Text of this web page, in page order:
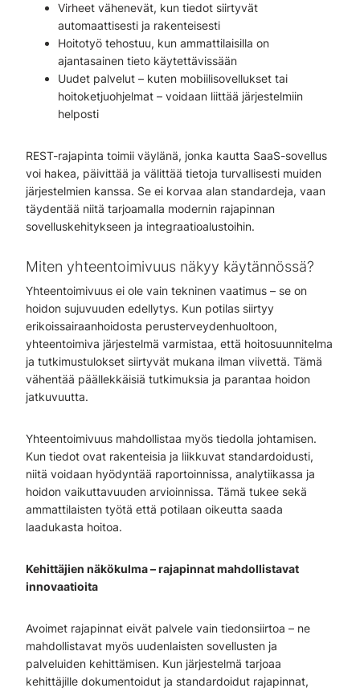
Virheet vähenevät, kun tiedot siirtyvät
automaattisesti ja rakenteisesti
Hoitotyö tehostuu, kun ammattilaisilla on
ajantasainen tieto käytettävissään
Uudet palvelut – kuten mobiilisovellukset tai
hoitoketjuohjelmat – voidaan liittää järjestelmiin
helposti
REST-rajapinta toimii väylänä, jonka kautta SaaS-sovellus
voi hakea, päivittää ja välittää tietoja turvallisesti muiden
järjestelmien kanssa. Se ei korvaa alan standardeja, vaan
täydentää niitä tarjoamalla modernin rajapinnan
sovelluskehitykseen ja integraatioalustoihin.
Miten yhteentoimivuus näkyy käytännössä?
Yhteentoimivuus ei ole vain tekninen vaatimus – se on
hoidon sujuvuuden edellytys. Kun potilas siirtyy
erikoissairaanhoidosta perusterveydenhuoltoon,
yhteentoimiva järjestelmä varmistaa, että hoitosuunnitelma
ja tutkimustulokset siirtyvät mukana ilman viivettä. Tämä
vähentää päällekkäisiä tutkimuksia ja parantaa hoidon
jatkuvuutta.
Yhteentoimivuus mahdollistaa myös tiedolla johtamisen.
Kun tiedot ovat rakenteisia ja liikkuvat standardoidusti,
niitä voidaan hyödyntää raportoinnissa, analytiikassa ja
hoidon vaikuttavuuden arvioinnissa. Tämä tukee sekä
ammattilaisten työtä että potilaan oikeutta saada
laadukasta hoitoa.
Kehittäjien näkökulma – rajapinnat mahdollistavat
innovaatioita
Avoimet rajapinnat eivät palvele vain tiedonsiirtoa – ne
mahdollistavat myös uudenlaisten sovellusten ja
palveluiden kehittämisen. Kun järjestelmä tarjoaa
kehittäjille dokumentoidut ja standardoidut rajapinnat,